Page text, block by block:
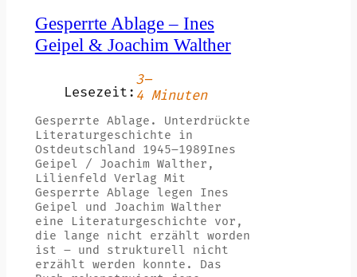
Gesperrte Ablage – Ines
Geipel & Joachim Walther
Lesezeit:
3–
4 Minuten
Gesperrte Ablage. Unterdrückte
Literaturgeschichte in
Ostdeutschland 1945–1989Ines
Geipel / Joachim Walther,
Lilienfeld Verlag Mit
Gesperrte Ablage legen Ines
Geipel und Joachim Walther
eine Literaturgeschichte vor,
die lange nicht erzählt worden
ist – und strukturell nicht
erzählt werden konnte. Das